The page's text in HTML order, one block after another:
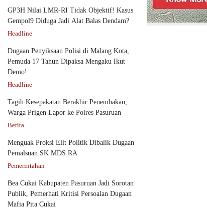
GP3H Nilai LMR-RI Tidak Objektif! Kasus
Gempol9 Diduga Jadi Alat Balas Dendam?
Headline
Dugaan Penyiksaan Polisi di Malang Kota,
Pemuda 17 Tahun Dipaksa Mengaku Ikut
Demo!
Headline
Tagih Kesepakatan Berakhir Penembakan,
Warga Prigen Lapor ke Polres Pasuruan
Berita
Menguak Proksi Elit Politik Dibalik Dugaan
Pemalsuan SK MDS RA
Pemerintahan
Bea Cukai Kabupaten Pasuruan Jadi Sorotan
Publik, Pemerhati Kritisi Persoalan Dugaan
Mafia Pita Cukai